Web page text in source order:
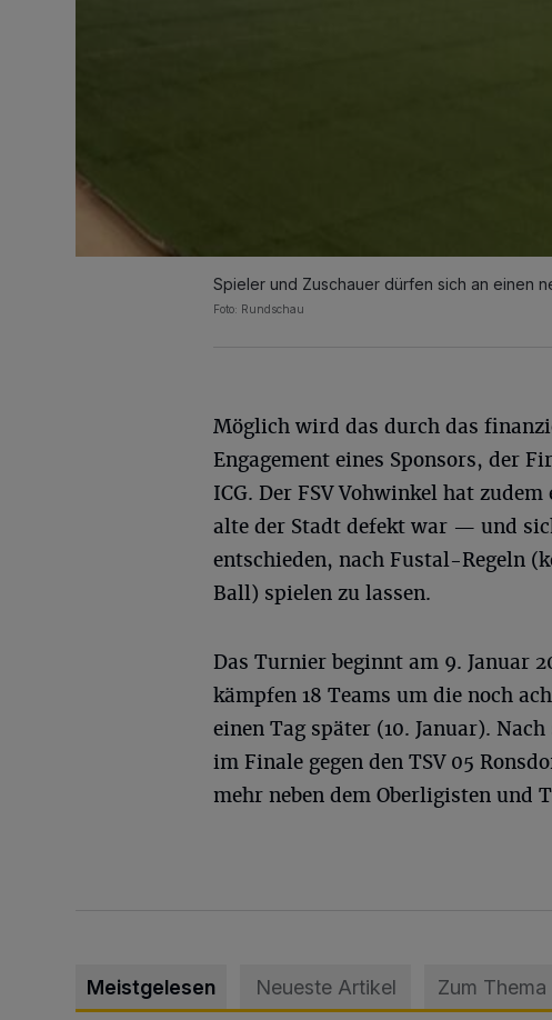
Spieler und Zuschauer dürfen sich an einen
Foto: Rundschau
Möglich wird das durch das
Engagement eines Sponsors, der
ICG. Der FSV Vohwinkel hat
alte der Stadt defekt war — und
entschieden, nach Fustal-Regeln
Ball) spielen zu lassen.
Das Turnier beginnt am 9. Januar
kämpfen 18 Teams um die noch
einen Tag später (10. Januar).
im Finale gegen den TSV 05
mehr neben dem Oberligisten und
Meistgelesen Neueste Artikel Zum Thema